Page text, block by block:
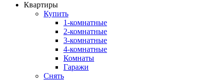
Квартиры
Купить
1-комнатные
2-комнатные
3-комнатные
4-комнатные
Комнаты
Гаражи
Снять